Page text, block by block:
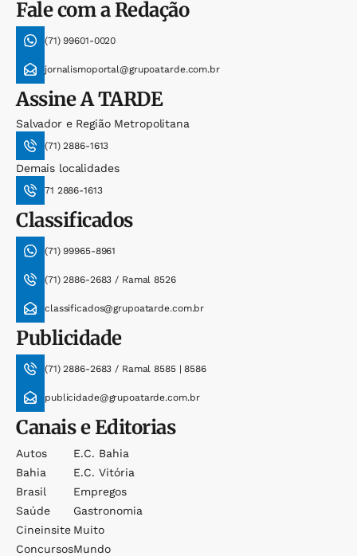
Fale com a Redação
(71) 99601-0020
jornalismoportal@grupoatarde.com.br
AssineA TARDE
Salvador e Região Metropolitana
(71) 2886-1613
Demais localidades
71 2886-1613
Classificados
(71) 99965-8961
(71) 2886-2683 / Ramal 8526
classificados@grupoatarde.com.br
Publicidade
(71) 2886-2683 / Ramal 8585 | 8586
publicidade@grupoatarde.com.br
Canais e Editorias
Autos
Bahia
Brasil
Saúde
Cineinsite
Concursos
E.c. Bahia
E.c. Vitória
Empregos
Gastronomia
Muito
Mundo